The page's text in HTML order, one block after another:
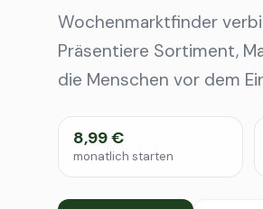
Wochenmarktfinder
Präsentiere Sortiment,
die Menschen vor dem
8,99 €
monatlich starten